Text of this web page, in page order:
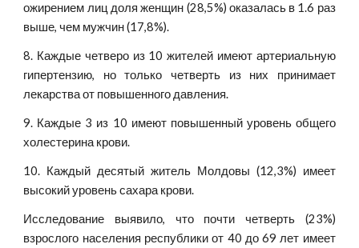
ожирением лиц доля женщин (28,5%) оказалась в 1.6 раз
выше, чем мужчин (17,8%).
8. Каждые четверо из 10 жителей имеют артериальную
гипертензию, но только четверть из них принимает
лекарства от повышенного давления.
9. Каждые 3 из 10 имеют повышенный уровень общего
холестерина крови.
10. Каждый десятый житель Молдовы (12,3%) имеет
высокий уровень сахара крови.
Исследование выявило, что почти четверть (23%)
взрослого населения республики от 40 до 69 лет имеет